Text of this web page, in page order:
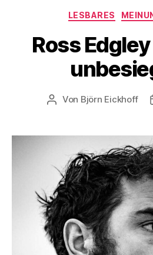
LESBARES
Ross
Beitragsautor
Von Björn Eickhoff